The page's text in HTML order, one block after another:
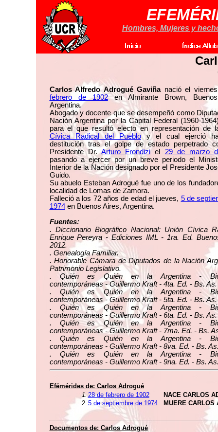
Hombres, Mujeres y
Carlos Alfredo Adrogué Gaviñanació el
febrero de 1902en Almirante Brown,
Argentina.
Abogado y docente que se desempeñó como
Nación Argentina por la Capital Federal (1960-
para el que resultó electo en representación de
Cívica Radical del Puebloy el cual ejerció
destitución tras el golpe de estado perpetrado
Presidente Dr.Arturo Frondiziel 29 de marzo
pasando a ejercer por un breve periodo el
Interior de la Nación designado por el Presidente
Guido.
Su abuelo Esteban Adrogué fue uno de los
localidad de Lomas de Zamora.
Falleció a los 72 años de edad el jueves, 5 de
1974en Buenos Aires, Argentina.
Fuentes:
. Diccionario Biográfico Nacional: Unión Cívica
Enrique Pereyra - Ediciones IML - 1ra. Ed.
2012.
. Genealogía Familiar.
. Honorable Cámara de Diputados de la Nación
Patrimonio Legislativo.
. Quién es Quién en la Argentina -
contemporáneas - Guillermo Kraft - 4ta. Ed. - Bs. As.
. Quién es Quién en la Argentina -
contemporáneas - Guillermo Kraft - 5ta. Ed. - Bs. As.
. Quién es Quién en la Argentina -
contemporáneas - Guillermo Kraft - 6ta. Ed. - Bs. As.
. Quién es Quién en la Argentina -
contemporáneas - Guillermo Kraft - 7ma. Ed. - Bs.
. Quién es Quién en la Argentina -
contemporáneas - Guillermo Kraft - 8va. Ed. - Bs.
. Quién es Quién en la Argentina -
contemporáneas - Guillermo Kraft - 9na. Ed. - Bs.
Efémérides de: Carlos Adrogué
1.28 de febrero de 1902
NACE CARLOS
2. 5 de septiembre de 1974 MUERE CARLOS
Documentos de: Carlos Adrogué